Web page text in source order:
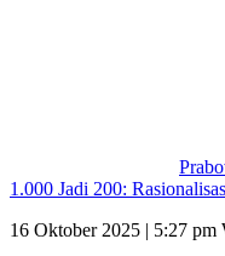
1.000 Jadi 200:
16 Oktober 2025 | 5:27 pm